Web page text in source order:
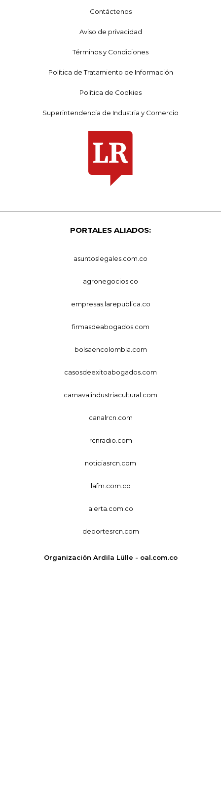
Contáctenos
Aviso de privacidad
Términos y Condiciones
Política de Tratamiento de Información
Política de Cookies
Superintendencia de Industria y Comercio
PORTALES ALIADOS:
asuntoslegales.com.co
agronegocios.co
empresas.larepublica.co
firmasdeabogados.com
bolsaencolombia.com
casosdeexitoabogados.com
carnavalindustriacultural.com
canalrcn.com
rcnradio.com
noticiasrcn.com
lafm.com.co
alerta.com.co
deportesrcn.com
Organización Ardila Lülle - oal.com.co